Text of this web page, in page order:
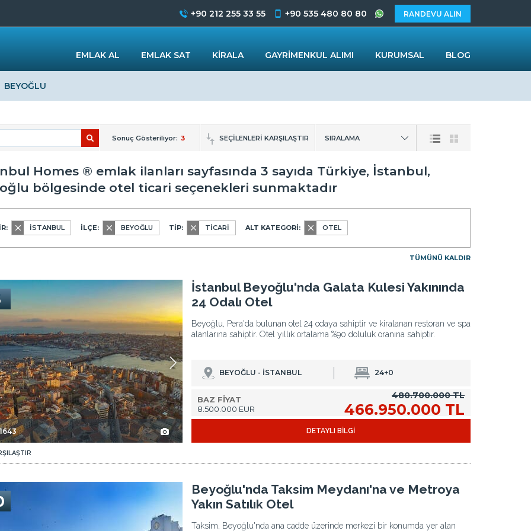
BEYOĞLU
Sonuç Gösteriliyor: 3 SEÇİLENLERİ KARŞILAŞTIR SIRALAMA
Homes ® emlak ilanları sayfasında 3 sayıda Türkiye, İstanbul,
bölgesinde otel ticari seçenekleri sunmaktadır
İSTANBUL İLÇE: BEYOĞLU TİP: TİCARİ ALT KATEGORİ: OTEL
TÜMÜNÜ KALDIR
İstanbul Beyoğlu'nda Galata Kulesi Yakınında 24 Odalı Otel 3İstanbul Beyoğlu'nda Galata Kulesi Yakınında
24 Odalı Otel
Beyoğlu, Pera'da bulunan otel 24 odaya sahiptir ve kiralanan restoran ve spa
alanlarına sahiptir. Otel yıllık ortalama %90 doluluk oranına sahiptir.
BEYOĞLU - İSTANBUL 24+0
BAZ FİYAT
8.500.000 EUR
480.700.000 TL
466.950.000 TL
DETAYLI BİLGİ
2Beyoğlu'nda Taksim Meydanı'na ve Metroya Yakın Satılık Otel 3Beyoğlu'nda Taksim Meydanı'na ve Metroya
Yakın Satılık Otel
Taksim, Beyoğlu'nda ana cadde üzerinde merkezi bir konumda yer alan
+90 212 255 33 55 +90 535 480 80 80 RANDEVU ALIN
EMLAK AL EMLAK SAT KİRALA GAYRİMENKUL ALIMI KURUMSAL BLOG